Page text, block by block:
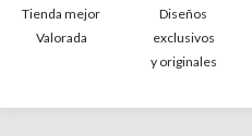
Tienda mejor
Valorada
Diseños
exclusivos
y originales